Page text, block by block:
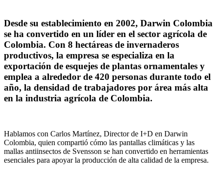
Desde su establecimiento en 2002, Darwin Colombia
se ha convertido en un líder en el sector agrícola de
Colombia. Con 8 hectáreas de invernaderos
productivos, la empresa se especializa en la
exportación de esquejes de plantas ornamentales y
emplea a alrededor de 420 personas durante todo el
año, la densidad de trabajadores por área más alta
en la industria agrícola de Colombia.
Hablamos con Carlos Martínez, Director de I+D en Darwin
Colombia, quien compartió cómo las pantallas climáticas y las
mallas antiinsectos de Svensson se han convertido en herramientas
esenciales para apoyar la producción de alta calidad de la empresa.